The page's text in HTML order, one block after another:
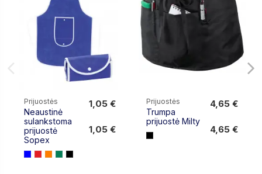
Prijuostės
Neaustinė
sulankstoma
prijuostė
Sopex
1,05 €
1,05 €
Prijuostės
Trumpa
prijuostė Milty
4,65 €
4,65 €